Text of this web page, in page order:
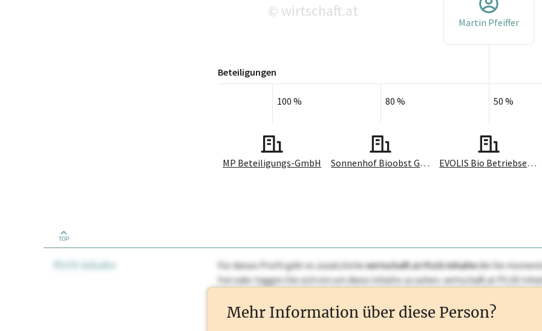
© wirtschaft.at
Martin Pfeiffer
MP Beteiligungs-GmbH
100 %
Sonnenhof Bioobst GmbH
80 %
EVOLIS Bio Betriebsentwicklung & Fruchthandels GmbH
50 %
Beteiligungen
TOP
PLUS Inhalte Für dieses Profil gibt es zusätzlichewirtschaft.at PLUS Inhaltedie Sie
frei oder loggen Sie sich ein um diese Inhalte zu sehen. wirtschaft.at PLUS
Mehr Information über diese Person?